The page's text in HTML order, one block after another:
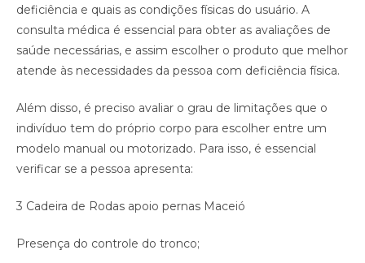
deficiência e quais as condições físicas do usuário. A
consulta médica é essencial para obter as avaliações de
saúde necessárias, e assim escolher o produto que melhor
atende às necessidades da pessoa com deficiência física.
Além disso, é preciso avaliar o grau de limitações que o
indivíduo tem do próprio corpo para escolher entre um
modelo manual ou motorizado. Para isso, é essencial
verificar se a pessoa apresenta:
3 Cadeira de Rodas apoio pernas Maceió
Presença do controle do tronco;